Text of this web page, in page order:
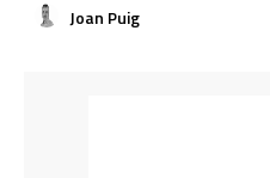
Joan Puig